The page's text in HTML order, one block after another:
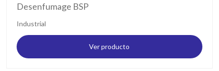
Desenfumage BSP
Industrial
Ver producto